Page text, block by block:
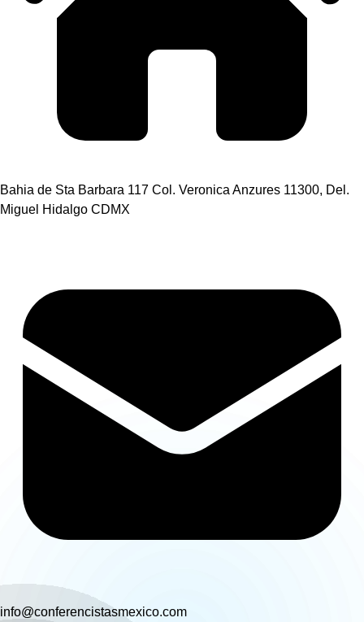
Bahia de Sta Barbara 117 Col. Veronica Anzures 11300, Del.
Miguel Hidalgo CDMX
info@conferencistasmexico.com